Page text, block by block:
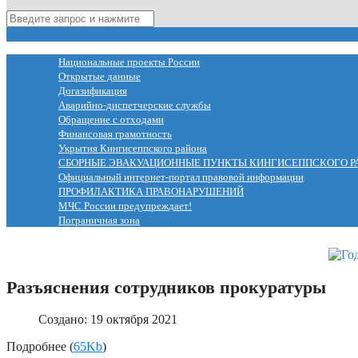
Национальные проекты России
Открытые данные
Догазификация
Аварийно-диспетчерские службы
Обращение с отходами
Финансовая грамотность
Укрытия Кингисеппского района
СБОРНЫЕ ЭВАКУАЦИОННЫЕ ПУНКТЫ КИНГИСЕППСКОГО
Официальный интернет-портал правовой информации
ПРОФИЛАКТИКА ПРАВОНАРУШЕНИЙ
МЧС России предупреждает!
Пограничная зона
Разъяснения сотрудников прокуратуры
Создано: 19 октября 2021
Подробнее (65Kb)